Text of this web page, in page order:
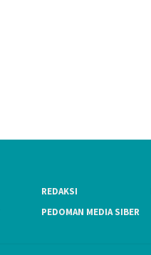
REDAKSI
PEDOMAN MEDIA SIBER